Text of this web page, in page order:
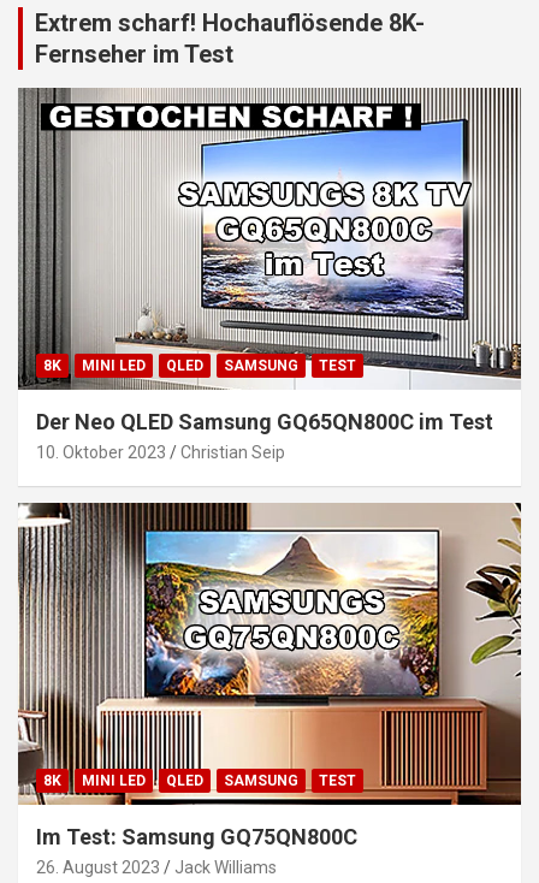
Extrem scharf! Hochauflösende 8K-
Fernseher im Test
8K MINI LED QLED SAMSUNG TEST
Der Neo QLED Samsung GQ65QN800C im Test
10. Oktober 2023 Christian Seip
8K MINI LED QLED SAMSUNG TEST
Im Test: Samsung GQ75QN800C
26. August 2023 Jack Williams